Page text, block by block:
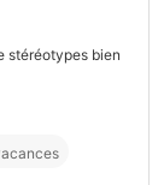
stéréotypes bien